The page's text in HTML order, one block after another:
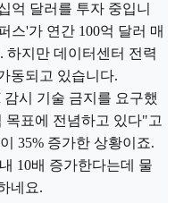
억 달러를 투자 중입니
스'가 연간 100억 달러 매
하지만 데이터센터 전력
동되고 있습니다.
시 기술 금지를 요구했
목표에 전념하고 있다"고
35% 증가한 상황이죠.
10배 증가한다는데 물
네요.